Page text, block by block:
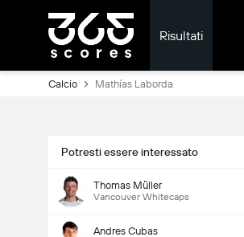
Risultati
Calcio Mathías Laborda
Potresti essere interessato
Thomas Müller
Vancouver Whitecaps
Andres Cubas